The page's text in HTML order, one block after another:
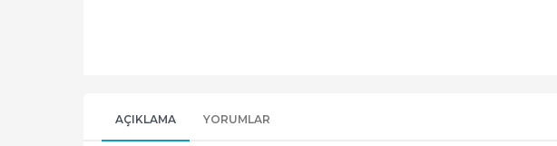
AÇIKLAMA YORUMLAR